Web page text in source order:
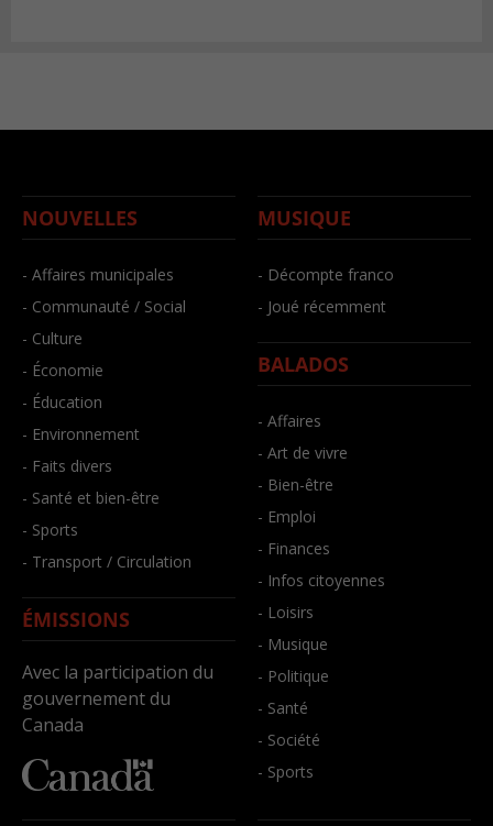
NOUVELLES
- Affaires municipales
- Communauté / Social
- Culture
- Économie
- Éducation
- Environnement
- Faits divers
- Santé et bien-être
- Sports
- Transport / Circulation
ÉMISSIONS
Avec la participation du
gouvernement du
Canada
MUSIQUE
- Décompte franco
- Joué récemment
BALADOS
- Affaires
- Art de vivre
- Bien-être
- Emploi
- Finances
- Infos citoyennes
- Loisirs
- Musique
- Politique
- Santé
- Société
- Sports